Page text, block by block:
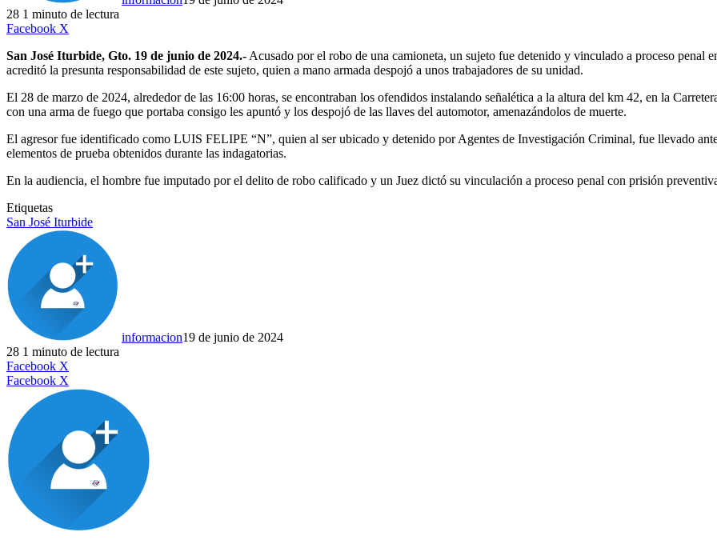
28 1 minuto de lectura
Facebook X
San José Iturbide, Gto. 19 de junio de 2024.- Acusado por el robo de una camioneta, un sujeto fue detenido y vinculado a proceso penal
acreditó la presunta responsabilidad de este sujeto, quien a mano armada despojó a unos trabajadores de su unidad.
El 28 de marzo de 2024, alrededor de las 16:00 horas, se encontraban los ofendidos instalando señalética a la altura del km 42, en la
con una arma de fuego que portaba consigo les apuntó y los despojó de las llaves del automotor, amenazándolos de muerte.
El agresor fue identificado como LUIS FELIPE “N”, quien al ser ubicado y detenido por Agentes de Investigación Criminal, fue llevado
elementos de prueba obtenidos durante las indagatorias.
En la audiencia, el hombre fue imputado por el delito de robo calificado y un Juez dictó su vinculación a proceso penal con prisión
Etiquetas
San José Iturbide
informacion19 de junio de 2024
28 1 minuto de lectura
Facebook X
Facebook X
por
electrónico